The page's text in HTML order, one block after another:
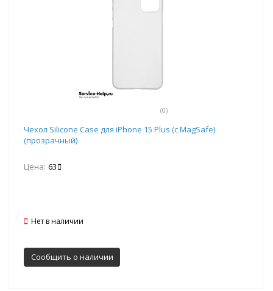
(0)
Чехол Silicone Case для iPhone 15 Plus (с MagSafe)
(прозрачный)
Цена: 63
Нет в наличии
Сообщить о наличии